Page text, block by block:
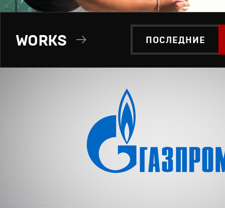
ПОСЛЕДНИЕ
WORKS